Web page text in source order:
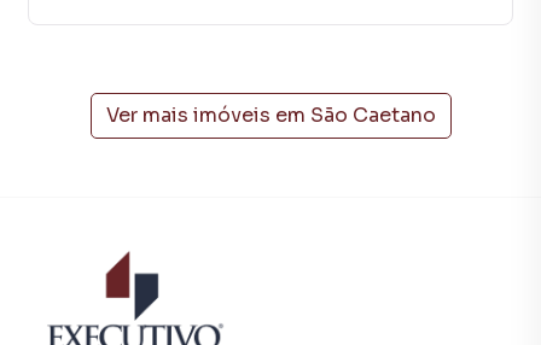
e barracões para venda ou locação, além de
Meio. Aqui você encontra milhares de ofertas para
encontrar o imóvel que mais combina com seu estilo de
segurança e tranquilidade. Na Executivo Imóveis você
consegue comprar ou alugar um imóvel em Arroio do Meio
mesmo não estando na cidade e com a praticidade de
fazer tudo online, direto do seu computador ou
Ver mais imóveis em São Caetano